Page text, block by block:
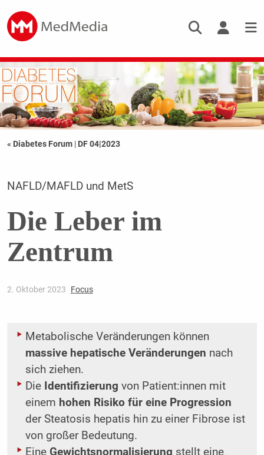
« Diabetes Forum | DF 04|2023
NAFLD/MAFLD und MetS
Die Leber im
Zentrum
2. Oktober 2023 Focus
Metabolische Veränderungen können
massive hepatische Veränderungen nach
sich ziehen.
Die Identifizierung von Patient:innen mit
einem hohen Risiko für eine Progression
der Steatosis hepatis hin zu einer Fibrose ist
von großer Bedeutung.
Eine Gewichtsnormalisierung stellt eine